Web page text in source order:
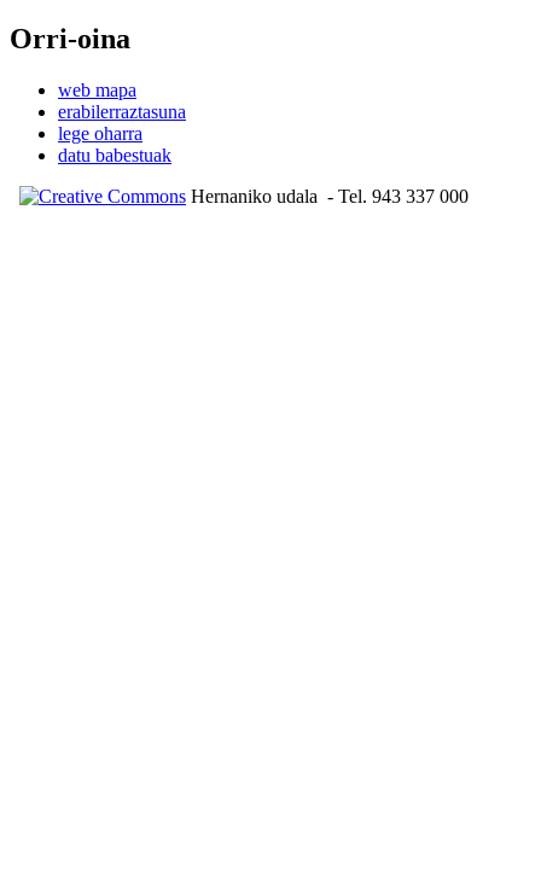
Orri-oina
web mapa
erabilerraztasuna
lege oharra
datu babestuak
Hernaniko udala - Tel. 943 337 000